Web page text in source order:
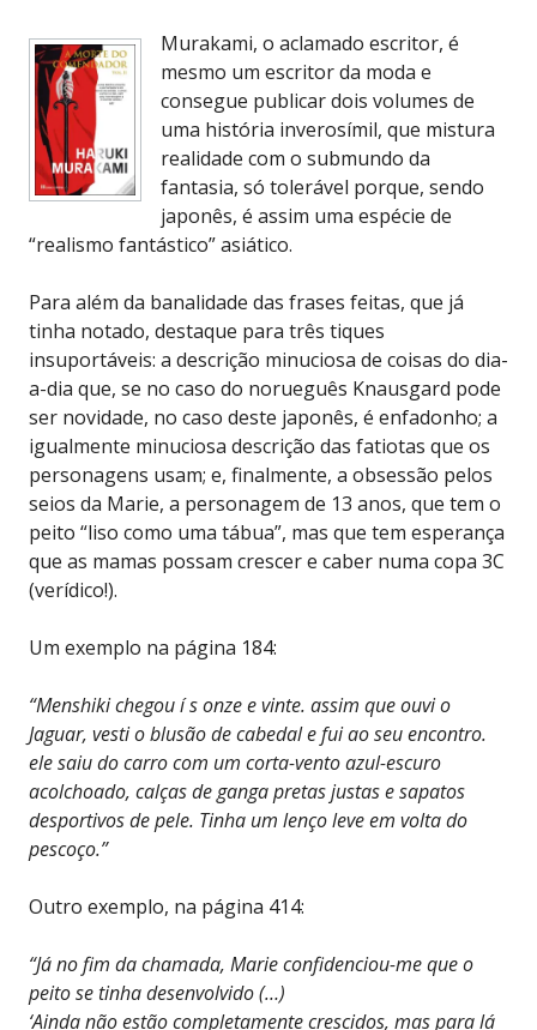
Murakami, o aclamado escritor, é
mesmo um escritor da moda e
consegue publicar dois volumes de
uma história inverosímil, que mistura
realidade com o submundo da
fantasia, só tolerável porque, sendo
japonês, é assim uma espécie de
“realismo fantástico” asiático.
Para além da banalidade das frases feitas, que já
tinha notado, destaque para três tiques
insuportáveis: a descrição minuciosa de coisas do dia-
a-dia que, se no caso do norueguês Knausgard pode
ser novidade, no caso deste japonês, é enfadonho; a
igualmente minuciosa descrição das fatiotas que os
personagens usam; e, finalmente, a obsessão pelos
seios da Marie, a personagem de 13 anos, que tem o
peito “liso como uma tábua”, mas que tem esperança
que as mamas possam crescer e caber numa copa 3C
(verídico!).
Um exemplo na página 184:
“Menshiki chegou í s onze e vinte. assim que ouvi o
Jaguar, vesti o blusão de cabedal e fui ao seu encontro.
ele saiu do carro com um corta-vento azul-escuro
acolchoado, calças de ganga pretas justas e sapatos
desportivos de pele. Tinha um lenço leve em volta do
pescoço.”
Outro exemplo, na página 414:
“Já no fim da chamada, Marie confidenciou-me que o
peito se tinha desenvolvido (…)
‘Ainda não estão completamente crescidos, mas para lá